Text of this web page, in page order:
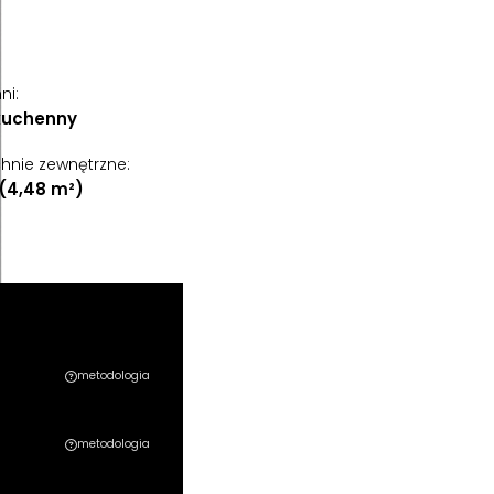
:
zewnętrzne:
m²)
metodologia
metodologia